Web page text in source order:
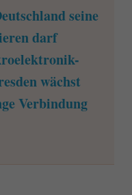
seine
darf
wächst
Verbindung